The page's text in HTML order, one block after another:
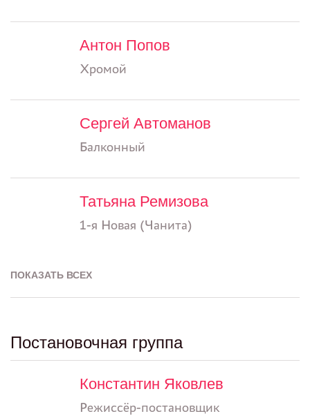
Антон Попов
Хромой
Сергей Автоманов
Балконный
Татьяна Ремизова
1-я Новая (Чанита)
ПОКАЗАТЬ ВСЕХ
Постановочная группа
Константин Яковлев
Режиссёр-постановщик